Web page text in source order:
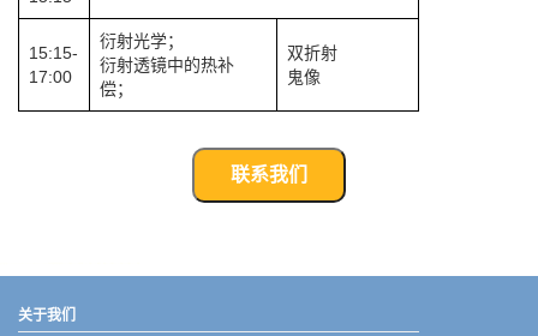
15:15-
17:00
衍射光学；
衍射透镜中的热补
偿；
双折射
鬼像
联系我们
关于我们